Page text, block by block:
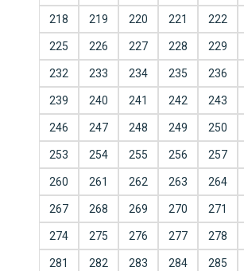
218 219 220 221 222
225 226 227 228 229
232 233 234 235 236
239 240 241 242 243
246 247 248 249 250
253 254 255 256 257
260 261 262 263 264
267 268 269 270 271
274 275 276 277 278
281 282 283 284 285